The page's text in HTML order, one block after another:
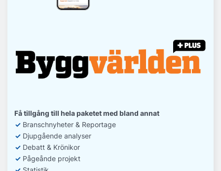
Få tillgång till hela paketet med bland annat
✓ Branschnyheter & Reportage
✓ Djupgående analyser
✓ Debatt & Krönikor
✓ Pågeånde projekt